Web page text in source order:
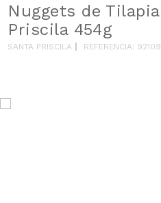
Nuggets de
Priscila 454g
SANTA PRISCILA REFERENCIA: